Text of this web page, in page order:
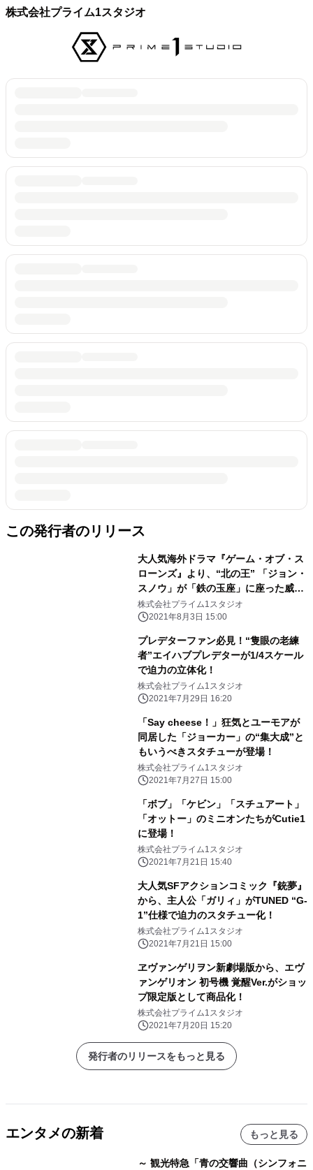
株式会社プライム1スタジオ
この発行者のリリース
大人気海外ドラマ『ゲーム・オブ・ス
ローンズ』より、“北の王” 「ジョン・
スノウ」が「鉄の玉座」に座った威厳
ある姿で立体化！
株式会社プライム1スタジオ
2021年8月3日 15:00
プレデターファン必見！“隻眼の老練
者”エイハブプレデターが1/4スケール
で迫力の立体化！
株式会社プライム1スタジオ
2021年7月29日 16:20
「Say cheese！」狂気とユーモアが
同居した「ジョーカー」の“集大成”と
もいうべきスタチューが登場！
株式会社プライム1スタジオ
2021年7月27日 15:00
「ボブ」「ケビン」「スチュアート」
「オットー」のミニオンたちがCutie1
に登場！
株式会社プライム1スタジオ
2021年7月21日 15:40
大人気SFアクションコミック『銃夢』
から、主人公「ガリィ」がTUNED “G-
1”仕様で迫力のスタチュー化！
株式会社プライム1スタジオ
2021年7月21日 15:00
ヱヴァンゲリヲン新劇場版から、エヴ
ァンゲリオン 初号機 覚醒Ver.がショッ
プ限定版として商品化！
株式会社プライム1スタジオ
2021年7月20日 15:20
発行者のリリースをもっと見る
エンタメの新着 もっと見る
～ 観光特急「青の交響曲（シンフォニ